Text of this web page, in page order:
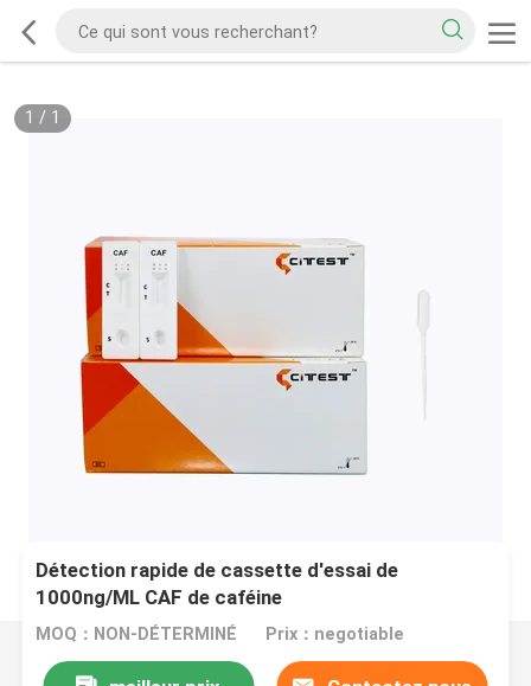
1 / 1
Détection rapide de cassette d'essai de
1000ng/ML CAF de caféine
MOQ：NON-DÉTERMINÉ Prix：negotiable